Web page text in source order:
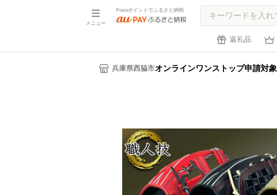
メニュー
Pontaポイントでふるさと納税
返礼品
兵庫県西脇市オンラインワンストップ申請対象